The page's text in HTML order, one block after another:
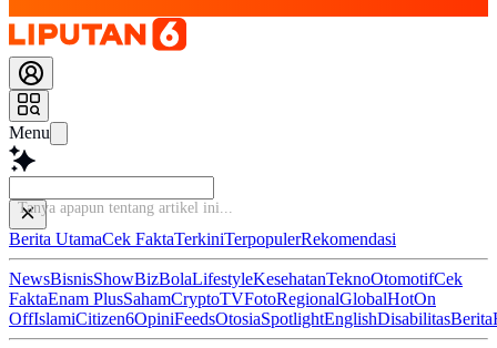
Menu
B
Berita UtamaCek FaktaTerkiniTerpopulerRekomendasi
NewsBisnisShowBizBolaLifestyleKesehatanTeknoOtomotifCek
FaktaEnam PlusSahamCryptoTVFotoRegionalGlobalHotOn
OffIslamiCitizen6OpiniFeedsOtosiaSpotlightEnglishDisabilitasBerita